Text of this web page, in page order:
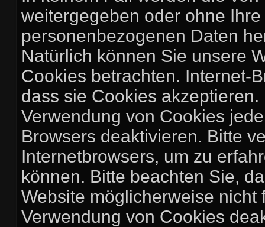
weitergegeben oder ohne
personenbezogenen Daten
Natürlich können Sie unsere
Cookies betrachten. Internet-
dass sie Cookies
Verwendung von Cookies
Browsers deaktivieren. Bitte
Internetbrowsers, um zu
können. Bitte beachten Sie,
Website möglicherweise
Verwendung von Cookies